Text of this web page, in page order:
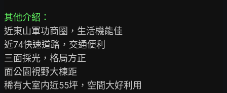
其他介紹：
近東山軍功商圈，生活機能佳
近74快速道路，交通便利
三面採光，格局方正
面公園視野大棟距
稀有大室内近55坪，空間大好利用